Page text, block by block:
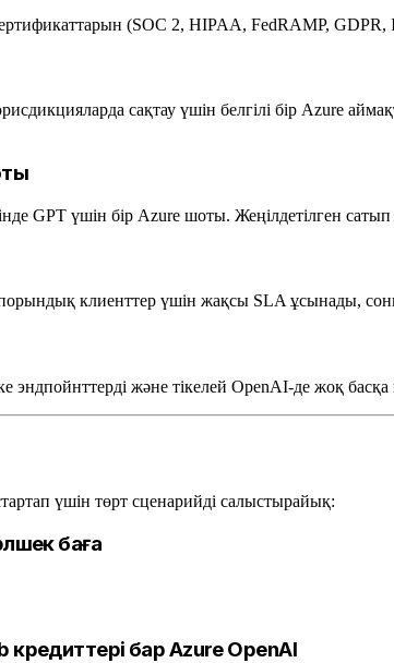
(SOC 2, HIPAA, FedRAMP, GDPR,
сақтау үшін белгілі бір Azure
GPT үшін бір Azure шоты. Жеңілдетілген
клиенттер үшін жақсы SLA ұсынады,
эндпойнттерді және тікелей OpenAI-де жоқ
үшін төрт сценарийді салыстырайық:
баға
бар Azure OpenAI